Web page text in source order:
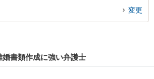
変更
書類作成に強い弁護士